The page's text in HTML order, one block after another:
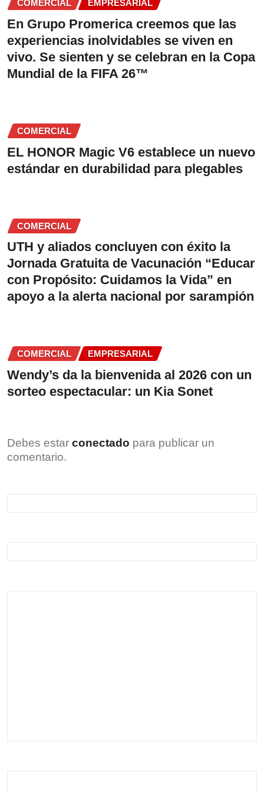
COMERCIAL EMPRESARIAL
En Grupo Promerica creemos que las
experiencias inolvidables se viven en
vivo. Se sienten y se celebran en la Copa
Mundial de la FIFA 26™
COMERCIAL
EL HONOR Magic V6 establece un nuevo
estándar en durabilidad para plegables
COMERCIAL
UTH y aliados concluyen con éxito la
Jornada Gratuita de Vacunación “Educar
con Propósito: Cuidamos la Vida” en
apoyo a la alerta nacional por sarampión
COMERCIAL EMPRESARIAL
Wendy’s da la bienvenida al 2026 con un
sorteo espectacular: un Kia Sonet
Debes estar conectado para publicar un
comentario.